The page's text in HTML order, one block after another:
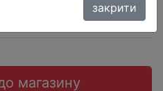
магазину
закрити